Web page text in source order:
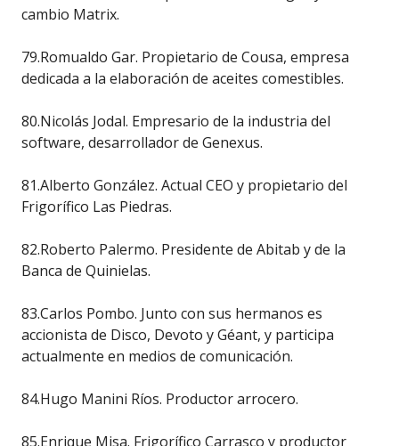
cambio Matrix.
79.Romualdo Gar. Propietario de Cousa, empresa
dedicada a la elaboración de aceites comestibles.
80.Nicolás Jodal. Empresario de la industria del
software, desarrollador de Genexus.
81.Alberto González. Actual CEO y propietario del
Frigorífico Las Piedras.
82.Roberto Palermo. Presidente de Abitab y de la
Banca de Quinielas.
83.Carlos Pombo. Junto con sus hermanos es
accionista de Disco, Devoto y Géant, y participa
actualmente en medios de comunicación.
84.Hugo Manini Ríos. Productor arrocero.
85.Enrique Misa. Frigorífico Carrasco y productor